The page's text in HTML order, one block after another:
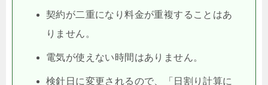
契約が二重になり料金が重複することはあ
りません。
電気が使えない時間はありません。
検針日に変更されるので、「日割り計算に